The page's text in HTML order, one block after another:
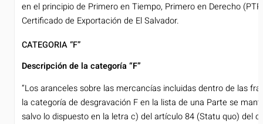
en el principio de Primero en Tiempo, Primero en Derecho
Certificado de Exportación de El Salvador.
CATEGORIA “F”
Descripción de la categoría “F”
“Los aranceles sobre las mercancías incluidas dentro de las
la categoría de desgravación F en la lista de una Parte se
salvo lo dispuesto en la letra c) del artículo 84 (Statu quo) del